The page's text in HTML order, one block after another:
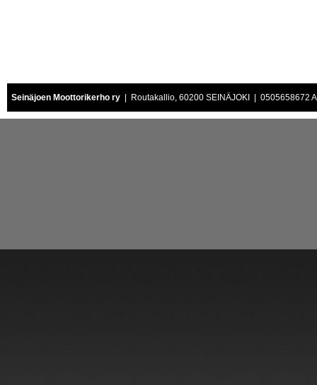
Seinäjoen Moottorikerho ry | Routakallio, 60200 SEINÄJOKI | 0505658672